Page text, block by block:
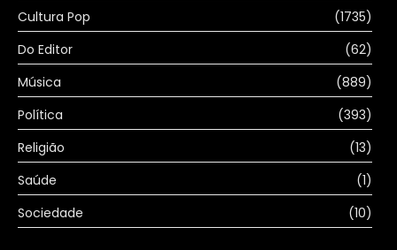
Cultura Pop
(1735)
Do Editor
(62)
Música
(889)
Política
(393)
Religião
(13)
Saúde
(1)
Sociedade
(10)